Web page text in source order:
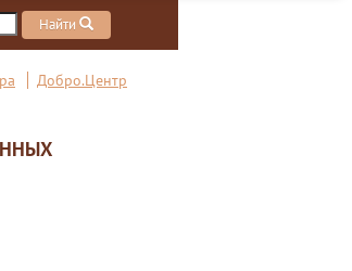
Найти
Добро.Центр